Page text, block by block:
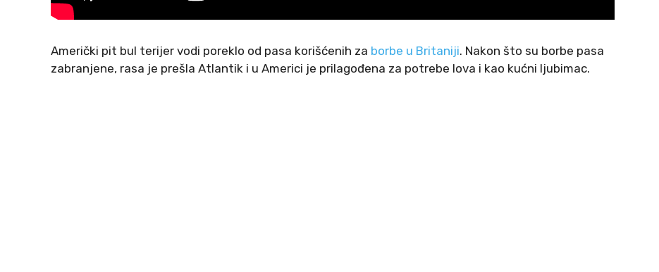
Američki pit bul terijer vodi poreklo od pasa korišćenih za borbe u Britaniji. Nakon što su borbe pasa
zabranjene, rasa je prešla Atlantik i u Americi je prilagođena za potrebe lova i kao kućni ljubimac.